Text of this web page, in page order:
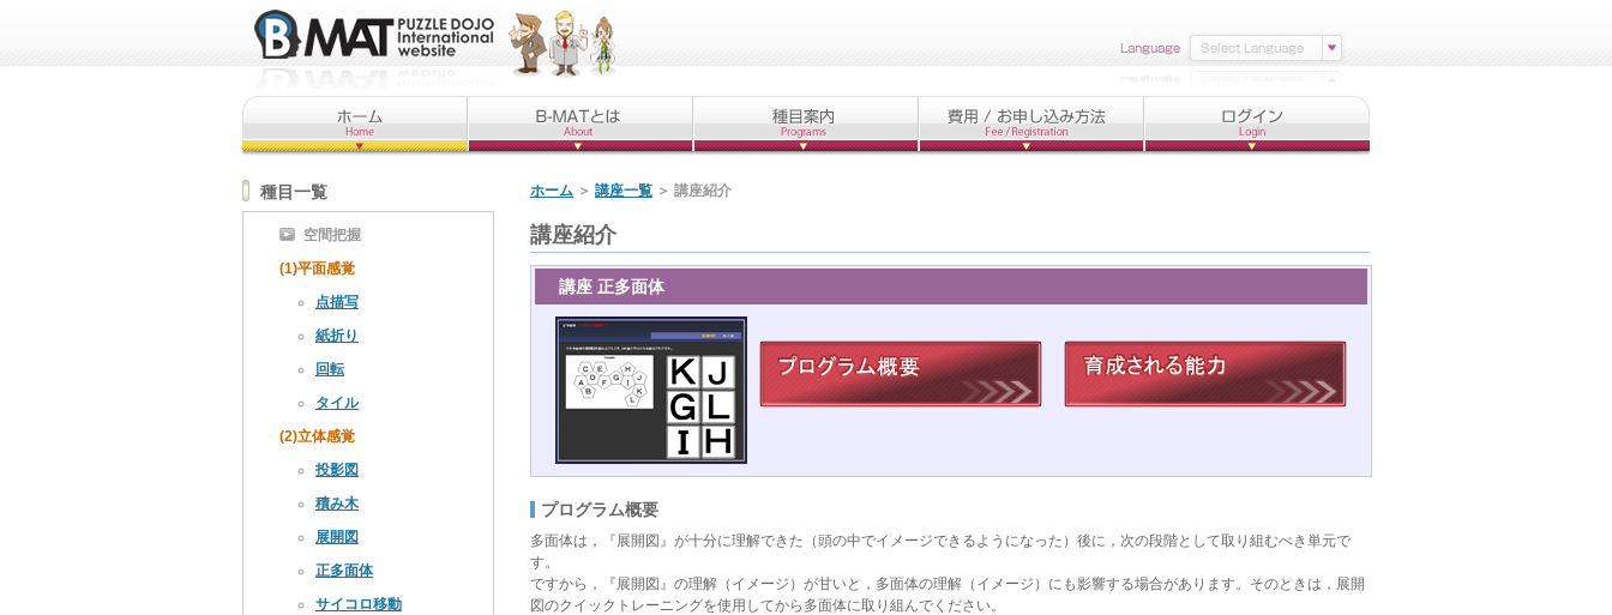
ホーム ＞ 講座一覧 ＞ 講座紹介
講座紹介
講座 正多面体
プログラム概要
多面体は，『展開図』が十分に理解できた（頭の中でイメージできるようになった）後に，次の段階として取り組むべき単元で
す。
ですから，『展開図』の理解（イメージ）が甘いと，多面体の理解（イメージ）にも影響する場合があります。そのときは，展開
図のクイックトレーニングを使用してから多面体に取り組んでください。
種目一覧
空間把握
(1)平面感覚
点描写
紙折り
回転
タイル
(2)立体感覚
投影図
積み木
展開図
正多面体
サイコロ移動